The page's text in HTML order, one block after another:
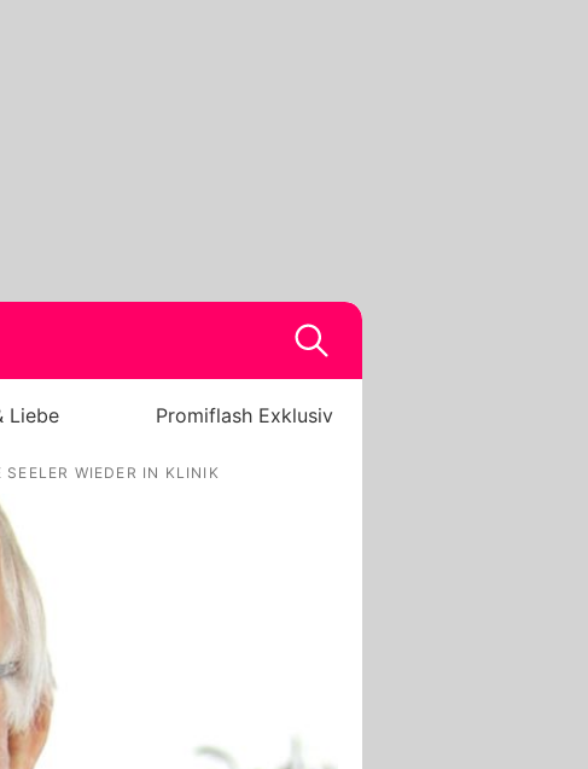
Liebe Promiflash Exklusiv
WIEDER IN KLINIK